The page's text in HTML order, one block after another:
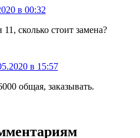
в 00:32
сколько стоит замена?
в 15:57
общая, заказывать.